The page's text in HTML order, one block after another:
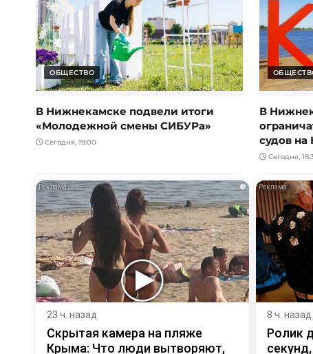
ОБЩЕСТВО
В Нижнекамске подвели итоги
«Молодежной смены СИБУРа»
Сегодня, 19:00
В
судов на
Сегодня,
i
23 ч. назад
Скрытая камера на пляже
Крыма: Что люди вытворяют,
8 ч. назад
Ролик